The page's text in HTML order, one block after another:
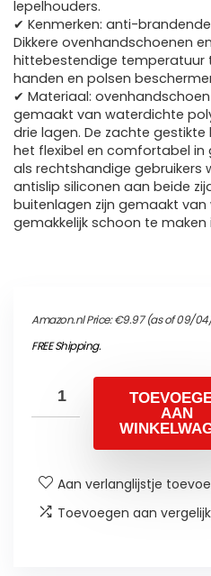
lepelhouders.
✔ Kenmerken: anti-
Dikkere ovenhandschoenen
hittebestendige temperatuur
handen en polsen
✔ Materiaal:
gemaakt van waterdichte
drie lagen. De zachte
het flexibel en comfortabel in
als rechtshandige gebruikers
antislip siliconen aan beide
buitenlagen zijn gemaakt
gemakkelijk schoon te maken
Amazon.nl Price:€9.97(as of 09/04/
FREE Shipping.
AAN
Aan verlanglijstje
Toevoegen aan